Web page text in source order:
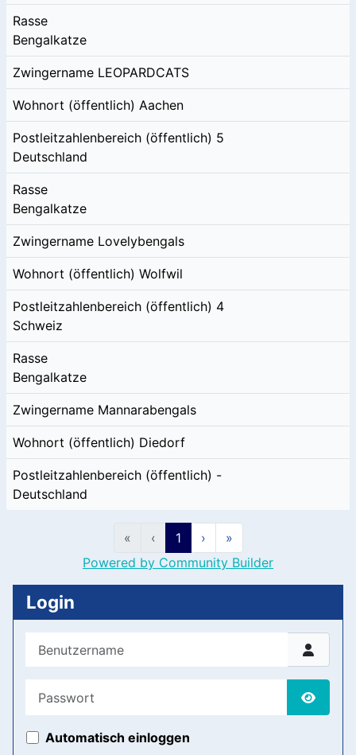
Rasse
Bengalkatze
Zwingername LEOPARDCATS
Wohnort (öffentlich) Aachen
Postleitzahlenbereich (öffentlich) 5
Deutschland
Rasse
Bengalkatze
Zwingername Lovelybengals
Wohnort (öffentlich) Wolfwil
Postleitzahlenbereich (öffentlich) 4
Schweiz
Rasse
Bengalkatze
Zwingername Mannarabengals
Wohnort (öffentlich) Diedorf
Postleitzahlenbereich (öffentlich) -
Deutschland
« ‹ 1 ›
»
Powered by Community Builder
Login
Benutzername
Automatisch einloggen